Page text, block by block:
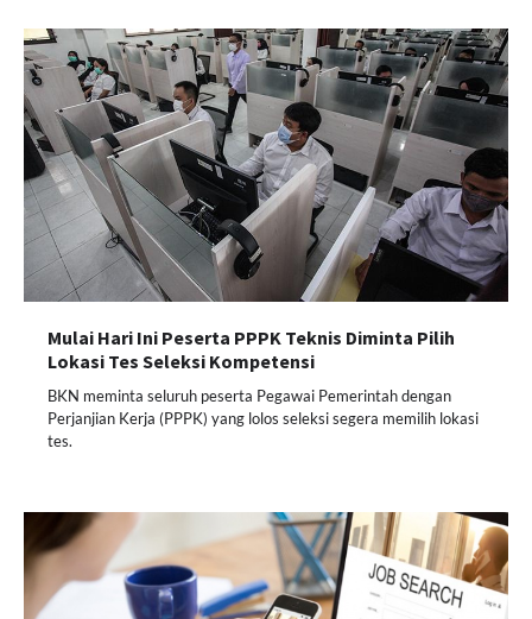
Mulai Hari Ini Peserta PPPK Teknis Diminta Pilih
Lokasi Tes Seleksi Kompetensi
BKN meminta seluruh peserta Pegawai Pemerintah dengan
Perjanjian Kerja (PPPK) yang lolos seleksi segera memilih lokasi
tes.